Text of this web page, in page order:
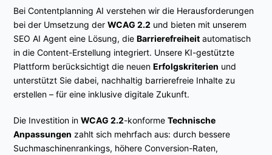
Bei Contentplanning AI verstehen wir die Herausforderungen
bei der Umsetzung derWCAG 2.2 und bieten mit unserem
SEO AI Agent eine Lösung, dieBarrierefreiheit automatisch
in die Content-Erstellung integriert. Unsere KI-gestützte
Plattform berücksichtigt die neuenErfolgskriterien und
unterstützt Sie dabei, nachhaltig barrierefreie Inhalte zu
erstellen – für eine inklusive digitale Zukunft.
Die Investition inWCAG 2.2-konformeTechnische
Anpassungen zahlt sich mehrfach aus: durch bessere
Suchmaschinenrankings, höhere Conversion-Raten,